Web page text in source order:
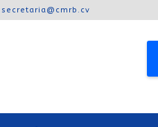
secretaria@cmrb.cv